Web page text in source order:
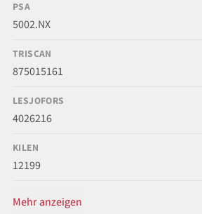
PSA
5002.NX
TRISCAN
875015161
LESJOFORS
4026216
KILEN
12199
Mehr anzeigen